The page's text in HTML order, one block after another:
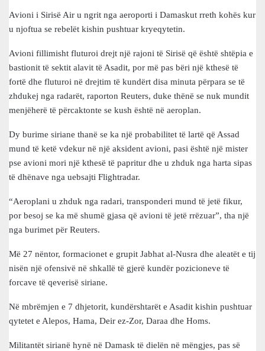
Avioni i Sirisë Air u ngrit nga aeroporti i Damaskut rreth kohës kur
u njoftua se rebelët kishin pushtuar kryeqytetin.
Avioni fillimisht fluturoi drejt një rajoni të Sirisë që është shtëpia e
bastionit të sektit alavit të Asadit, por më pas bëri një kthesë të
fortë dhe fluturoi në drejtim të kundërt disa minuta përpara se të
zhdukej nga radarët, raporton Reuters, duke thënë se nuk mundit
menjëherë të përcaktonte se kush është në aeroplan.
Dy burime siriane thanë se ka një probabilitet të lartë që Assad
mund të ketë vdekur në një aksident avioni, pasi është një mister
pse avioni mori një kthesë të papritur dhe u zhduk nga harta sipas
të dhënave nga uebsajti Flightradar.
“Aeroplani u zhduk nga radari, transponderi mund të jetë fikur,
por besoj se ka më shumë gjasa që avioni të jetë rrëzuar”, tha një
nga burimet për Reuters.
Më 27 nëntor, formacionet e grupit Jabhat al-Nusra dhe aleatët e tij
nisën një ofensivë në shkallë të gjerë kundër pozicioneve të
forcave të qeverisë siriane.
Në mbrëmjen e 7 dhjetorit, kundërshtarët e Asadit kishin pushtuar
qytetet e Alepos, Hama, Deir ez-Zor, Daraa dhe Homs.
Militantët sirianë hynë në Damask të dielën në mëngjes, pas së